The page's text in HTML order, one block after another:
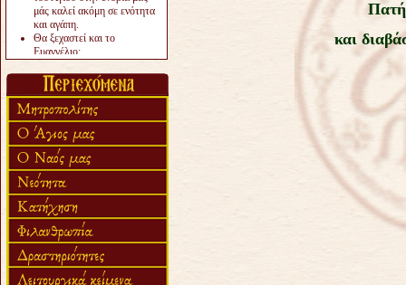
μάς καλεί ακόμη σε ενότητα
και αγάπη.
Θα ξεχαστεί και το
Ευαγγέλιο;
«πολύ αργά».
Ζητείται....
και